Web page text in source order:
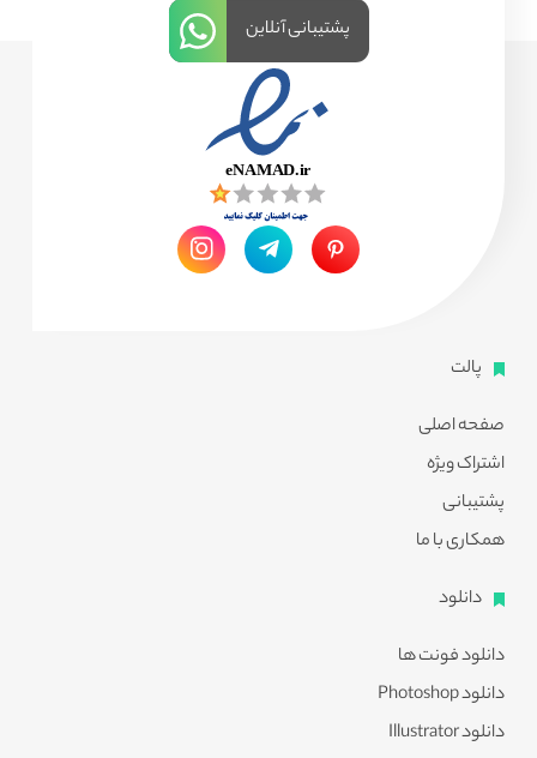
پالت
صفحه اصلی
اشتراک ویژه
پشتیبانی
همکاری با ما
دانلود
دانلود فونت ها
دانلود Photoshop
دانلود Illustrator
پشتیبانی آنلاین